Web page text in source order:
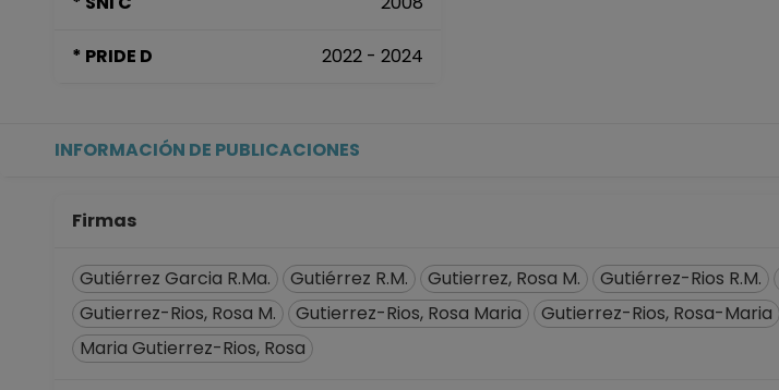
* PRIDE D 2022 - 2024
INFORMACIÓN DE PUBLICACIONES
Firmas
Gutiérrez Garcia R.Ma. Gutiérrez R.M. Gutierrez, Rosa M. Gutiérrez-Rios R.M.
Gutierrez-Rios, Rosa M.
Gutierrez-Rios, Rosa Maria Gutierrez-Rios, Rosa-Maria
Maria Gutierrez-Rios, Rosa